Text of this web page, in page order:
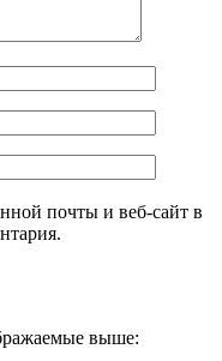
почты и веб-сайт в
выше: